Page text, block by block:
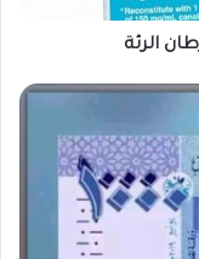
الرئة